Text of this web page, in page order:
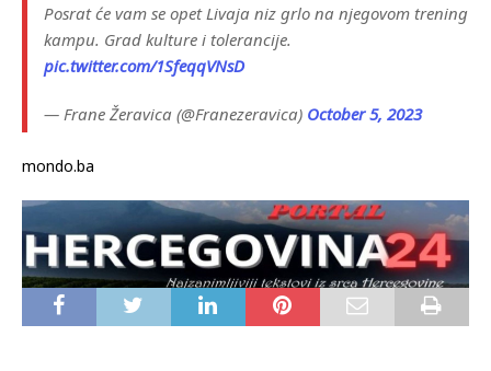
Posrat će vam se opet Livaja niz grlo na njegovom trening
kampu. Grad kulture i tolerancije.
pic.twitter.com/1SfeqqVNsD
— Frane Žeravica (@Franezeravica) October 5, 2023
mondo.ba